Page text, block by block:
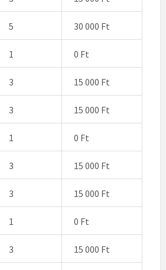
5 30 000 Ft
1 0 Ft
3 15 000 Ft
3 15 000 Ft
1 0 Ft
3 15 000 Ft
3 15 000 Ft
1 0 Ft
3 15 000 Ft